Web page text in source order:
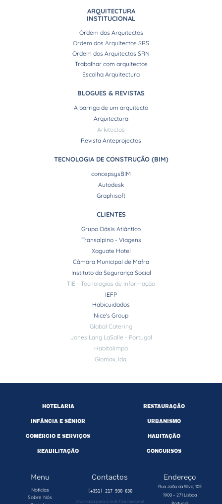
ARQUITECTURA
INSTITUCIONAL
Ordem dos Arquitectos
Ordem dos Arquitectos SRS
Ordem dos Arquitectos SRN
Trabalhar com arquitectos
Escolha Arquitectura
BLOGUES & REVISTAS
A barriga de um arquitecto
Arquitectura
Arkitectos
Revista Anteprojectos
TECNOLOGIA DE CONSTRUÇÃO (BIM)
concepsysBIM
Autodesk
Graphisoft
CLIENTES
Grupo Oásis Atlântico
Transalpino - Viagens
Xaguate Hotel
Câmara Municipal de Mafra
Instituto da Segurança Social
TIE - Tecnologias de Informação
IEFP
Habicuidados
Nice's Group
Global Catering
Jones Lang LaSalle - Portugal
Habitalimpa
Giomax, lda.
HOTELARIA
INFÂNCIA E SÉNIOR
RESTAURAÇÃO
URBANISMO
COMÉRCIO E SERVIÇOS
REABILITAÇÃO
HABITAÇÃO
CONCURSOS
Menu
Noticias
Sobre Nós
Contactos
(+351) 217 930 630
chamada para a rede fixa nacional
Endereço
Rua João da Silva, 10E
1900 – 271 Lisboa